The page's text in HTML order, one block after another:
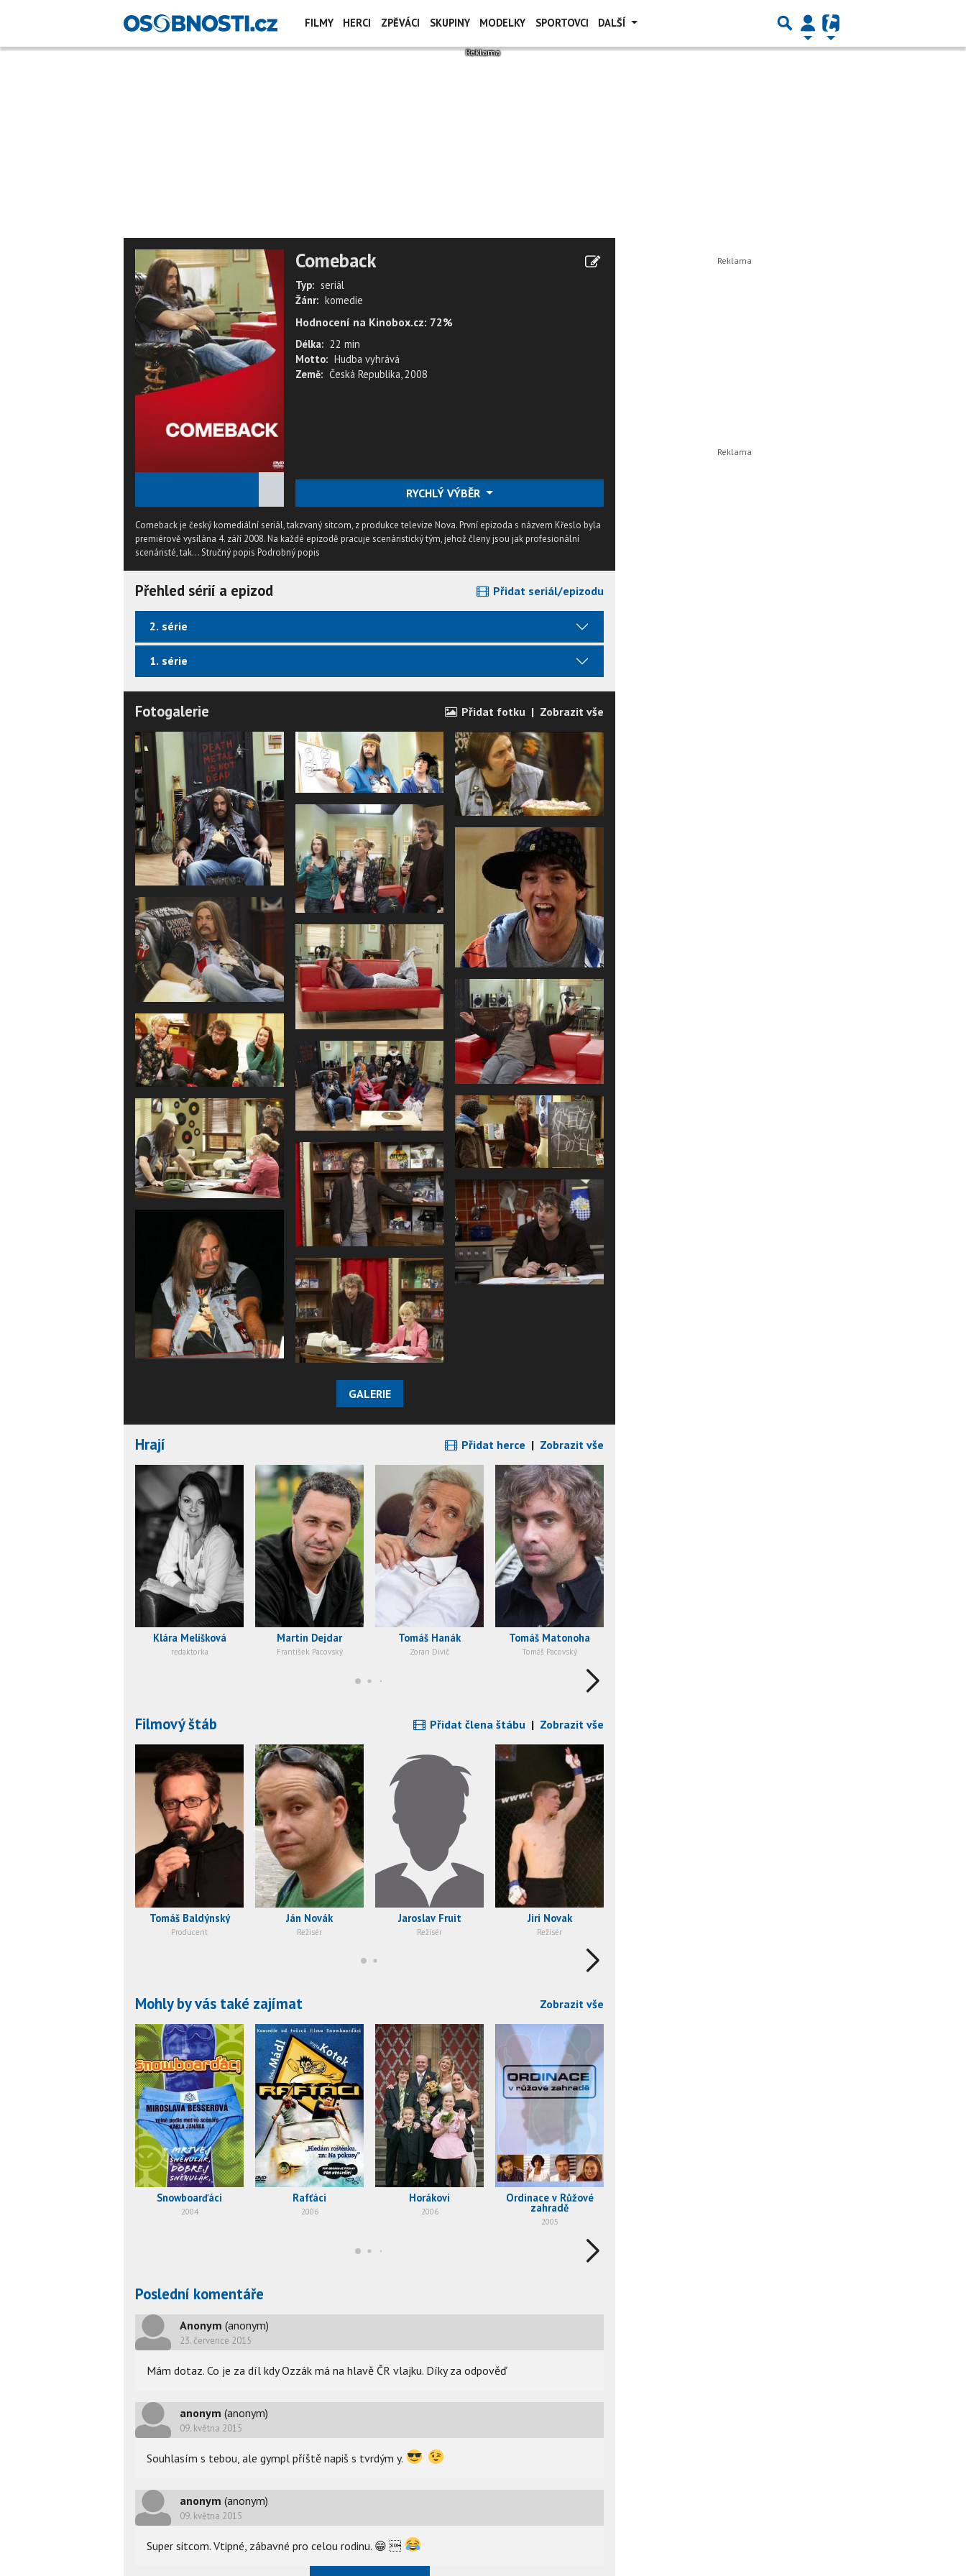
FILMY HERCI ZPĚVÁCI SKUPINY MODELKY SPORTOVCI DALŠÍ
Comeback
Typ: seriál
Žánr: komedie
Hodnocení na Kinobox.cz: 72%
Délka: 22 min
Motto: Hudba vyhrává
Země: Česká Republika, 2008
RYCHLÝ VÝBĚR
Comeback je český komediální seriál, takzvaný sitcom, z produkce televize Nova. První epizoda s názvem Křeslo byla
premiérově vysílána 4. září 2008. Na každé epizodě pracuje scenáristický tým, jehož členy jsou jak profesionální
scenáristé, tak...Stručný popis Podrobný popis
Přehled sérií a epizod Přidat seriál/epizodu
2. série
1. série
Fotogalerie Přidat fotku | Zobrazit vše
GALERIE
Hrají Přidat herce | Zobrazit vše
Klára Melíšková
redaktorka
Martin Dejdar
František Pacovský
Tomáš Hanák
Zoran Divič
Tomáš Matonoha
Tomáš Pacovský
Filmový štáb Přidat člena štábu | Zobrazit vše
Tomáš Baldýnský
Producent
Ján Novák
Režisér
Jaroslav Fruit
Režisér
Jiri Novak
Režisér
Mohly by vás také zajímat Zobrazit vše
Snowboarďáci
2004
Rafťáci
2006
Horákovi
2006
Ordinace v Růžové
zahradě
2005
Poslední komentáře
Anonym (anonym)
23. července 2015
Mám dotaz. Co je za díl kdy Ozzák má na hlavě ČR vlajku. Díky za odpověď
anonym (anonym)
09. května 2015
Souhlasím s tebou, ale gympl příště napiš s tvrdým y.
anonym (anonym)
09. května 2015
Super sitcom. Vtipné, zábavné pro celou rodinu. 😁 